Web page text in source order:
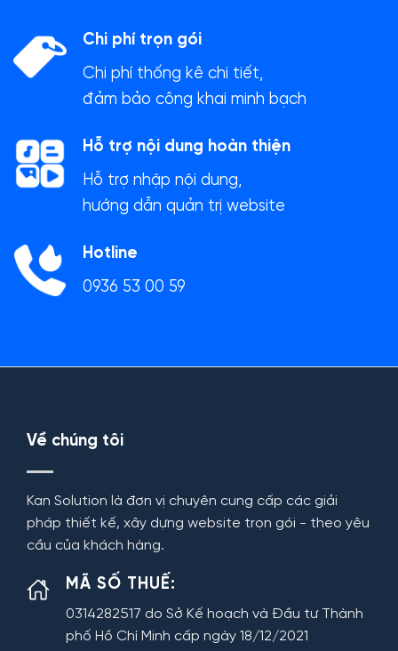
Chi phí trọn gói
Chi phí thống kê chi tiết,
đảm bảo công khai minh bạch
Hỗ trợ nội dung hoàn thiện
Hỗ trợ nhập nội dung,
hướng dẫn quản trị website
Hotline
0936 53 00 59
Về chúng tôi
Kan Solution là đơn vị chuyên cung cấp các giải
pháp thiết kế, xây dựng website trọn gói - theo yêu
cầu của khách hàng.
MÃ SỐ THUẾ:
0314282517 do Sở Kế hoạch và Đầu tư Thành
phố Hồ Chí Minh cấp ngày 18/12/2021